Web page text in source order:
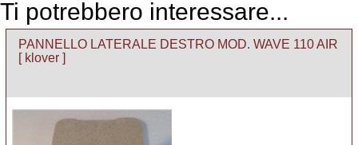
Ti potrebbero interessare...
PANNELLO LATERALE DESTRO MOD. WAVE 110 AIR
[ klover ]